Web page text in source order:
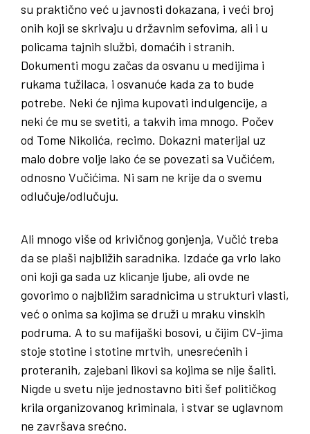
su praktično već u javnosti dokazana, i veći broj
onih koji se skrivaju u državnim sefovima, ali i u
policama tajnih službi, domaćih i stranih.
Dokumenti mogu začas da osvanu u medijima i
rukama tužilaca, i osvanuće kada za to bude
potrebe. Neki će njima kupovati indulgencije, a
neki će mu se svetiti, a takvih ima mnogo. Počev
od Tome Nikolića, recimo. Dokazni materijal uz
malo dobre volje lako će se povezati sa Vučićem,
odnosno Vučićima. Ni sam ne krije da o svemu
odlučuje/odlučuju.
Ali mnogo više od krivičnog gonjenja, Vučić treba
da se plaši najbližih saradnika. Izdaće ga vrlo lako
oni koji ga sada uz klicanje ljube, ali ovde ne
govorimo o najbližim saradnicima u strukturi vlasti,
već o onima sa kojima se druži u mraku vinskih
podruma. A to su mafijaški bosovi, u čijim CV-jima
stoje stotine i stotine mrtvih, unesrećenih i
proteranih, zajebani likovi sa kojima se nije šaliti.
Nigde u svetu nije jednostavno biti šef političkog
krila organizovanog kriminala, i stvar se uglavnom
ne završava srećno.